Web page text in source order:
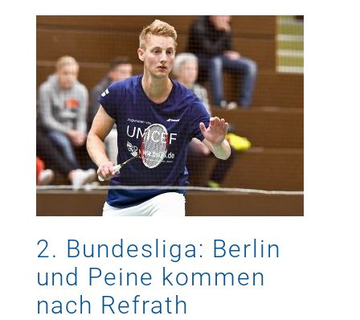
2. Bundesliga: Berlin
und Peine kommen
nach Refrath